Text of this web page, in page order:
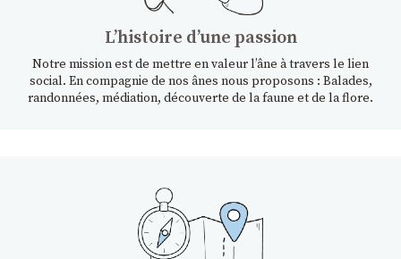
Lʼhistoire dʼune passion
Notre mission est de mettre en valeur l’âne à travers le lien
social. En compagnie de nos ânes nous proposons : Balades,
randonnées, médiation, découverte de la faune et de la flore.